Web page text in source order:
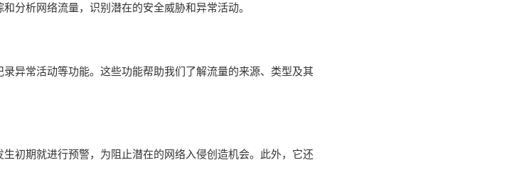
分析网络流量，识别潜在的安全威胁和异常活动。
异常活动等功能。这些功能帮助我们了解流量的来源、类型及其
初期就进行预警，为阻止潜在的网络入侵创造机会。此外，它还